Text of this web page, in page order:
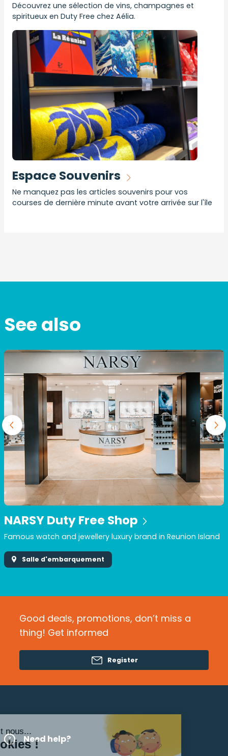
Salut c'est nous...
les Cookies !
Découvrez une sélection de vins, champagnes et
spiritueux en Duty Free chez Aélia.
Espace Souvenirs
Ne manquez pas les articles souvenirs pour vos
courses de dernière minute avant votre arrivée sur l'île
See also
NARSY Duty Free Shop
Famous watch and jewellery luxury brand in Reunion Island
Salle d'embarquement
Good deals, promotions, don’t miss a
thing! Get informed
Register
Need help?